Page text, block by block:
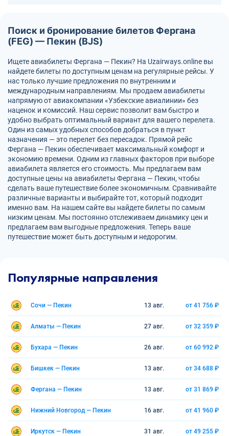
Поиск и бронирование билетов Фергана
(FEG) — Пекин (BJS)
Ищете авиабилеты Фергана — Пекин? На Uzairways.online вы
найдете билеты по доступным ценам на регулярные рейсы. У
нас только лучшие предложения по внутренним и
международным направлениям. Мы продаем авиабилеты
напрямую от авиакомпании «Узбекские авиалинии» без
наценок и комиссий. Наш сервис позволит вам быстро и
удобно выбрать оптимальный вариант для вашего перелета.
Один из самых удобных способов добраться в пункт
назначения — это перелет без пересадок. Прямой рейс
Фергана — Пекин обеспечивает максимальный комфорт и
экономию времени. Одним из главных факторов при выборе
авиабилета является его стоимость. Мы предлагаем вам
доступные цены на авиабилеты Фергана — Пекин, чтобы
сделать ваше путешествие более экономичным. Сравнивайте
различные варианты и выбирайте тот, который подходит
именно вам. На нашем сайте вы найдете билеты по самым
низким ценам. Мы постоянно отслеживаем динамику цен и
предлагаем вам выгодные предложения. Теперь ваше
путешествие может быть доступным и недорогим.
Популярные направления
Сочи — Пекин 13 авг. от 41 756 ₽
Алматы — Пекин 27 авг. от 32 359 ₽
Бухара — Пекин 26 авг. от 60 992 ₽
Бишкек — Пекин 13 авг. от 34 688 ₽
Фергана — Пекин 13 авг. от 31 869 ₽
Нижний Новгород — Пекин 16 авг. от 41 960 ₽
Иркутск — Пекин 31 авг. от 49 255 ₽